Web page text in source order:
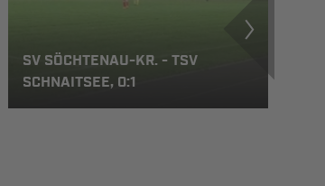
SV SÖCHTENAU-KR. - TSV
SCHNAITSEE, 0:1